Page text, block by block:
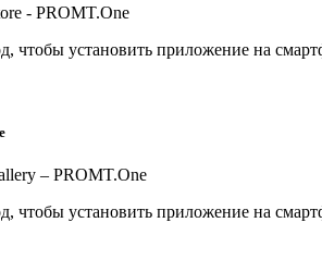
чтобы установить приложение на
чтобы установить приложение на